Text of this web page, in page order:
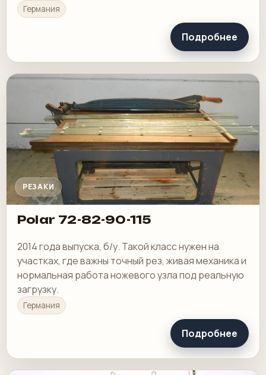
Германия
Подробнее
РЕЗАКИ
Polar 72-82-90-115
2014 года выпуска, б/у. Такой класс нужен на
участках, где важны точный рез, живая механика и
нормальная работа ножевого узла под реальную
загрузку.
Германия
Подробнее